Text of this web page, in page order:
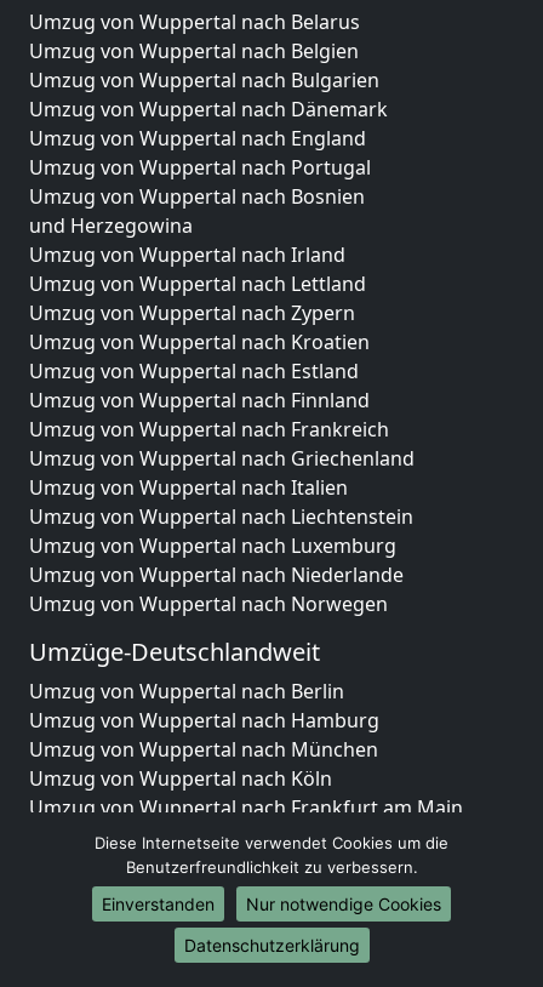
Umzug von Wuppertal nach Belarus
Umzug von Wuppertal nach Belgien
Umzug von Wuppertal nach Bulgarien
Umzug von Wuppertal nach Dänemark
Umzug von Wuppertal nach England
Umzug von Wuppertal nach Portugal
Umzug von Wuppertal nach Bosnien
und Herzegowina
Umzug von Wuppertal nach Irland
Umzug von Wuppertal nach Lettland
Umzug von Wuppertal nach Zypern
Umzug von Wuppertal nach Kroatien
Umzug von Wuppertal nach Estland
Umzug von Wuppertal nach Finnland
Umzug von Wuppertal nach Frankreich
Umzug von Wuppertal nach Griechenland
Umzug von Wuppertal nach Italien
Umzug von Wuppertal nach Liechtenstein
Umzug von Wuppertal nach Luxemburg
Umzug von Wuppertal nach Niederlande
Umzug von Wuppertal nach Norwegen
Umzüge-Deutschlandweit
Umzug von Wuppertal nach Berlin
Umzug von Wuppertal nach Hamburg
Umzug von Wuppertal nach München
Umzug von Wuppertal nach Köln
Umzug von Wuppertal nach Frankfurt am Main
Umzug von Wuppertal nach Stuttgart
Umzug von Wuppertal nach Düsseldorf
Umzug von Wuppertal nach Leipzig
Umzug von Wuppertal nach Dortmund
Umzug von Wuppertal nach Essen
Diese Internetseite verwendet Cookies um die
Benutzerfreundlichkeit zu verbessern.
Einverstanden
Nur notwendige Cookies
Datenschutzerklärung